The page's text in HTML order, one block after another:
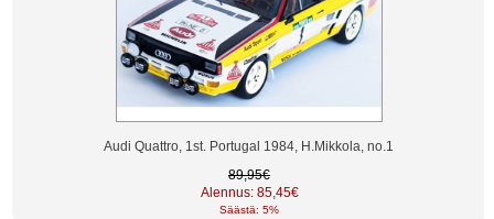
Audi Quattro, 1st. Portugal 1984, H.Mikkola, no.1
89,95€
Alennus: 85,45€
Säästä: 5%